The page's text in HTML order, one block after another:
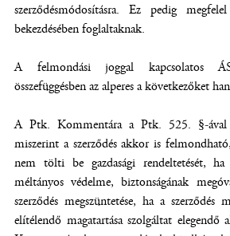
szerződésmódosításra. Ez pedig
bekezdésében foglaltaknak.
A felmondási joggal kapcsolatos
összefüggésben az alperes a következőket
A Ptk. Kommentára a Ptk. 525. §-ával
miszerint a szerződés akkor is
nem tölti be gazdasági rendeltetését,
méltányos védelme, biztonságának
szerződés megszüntetése, ha a szerződés
elítélendő magatartása szolgáltat